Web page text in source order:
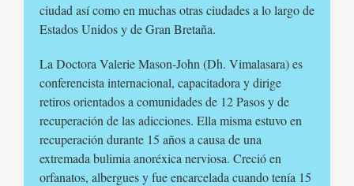
ciudad así como en muchas otras ciudades a lo largo de
Estados Unidos y de Gran Bretaña.
La Doctora Valerie Mason-John (Dh. Vimalasara) es
conferencista internacional, capacitadora y dirige
retiros orientados a comunidades de 12 Pasos y de
recuperación de las adicciones. Ella misma estuvo en
recuperación durante 15 años a causa de una
extremada bulimia anoréxica nerviosa. Creció en
orfanatos, albergues y fue encarcelada cuando tenía 15